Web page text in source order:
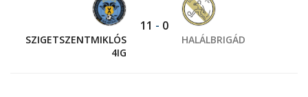
SZIGETSZENTMIKLÓS
4IG
11 - 0
HALÁLBRIGÁD